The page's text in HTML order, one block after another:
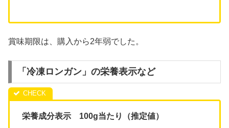
賞味期限は、購入から2年弱でした。
「冷凍ロンガン」の栄養表示など
栄養成分表示 100g当たり（推定値）